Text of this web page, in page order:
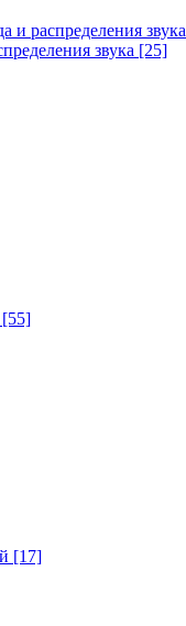
распределения звука
звука [25]
[55]
[17]